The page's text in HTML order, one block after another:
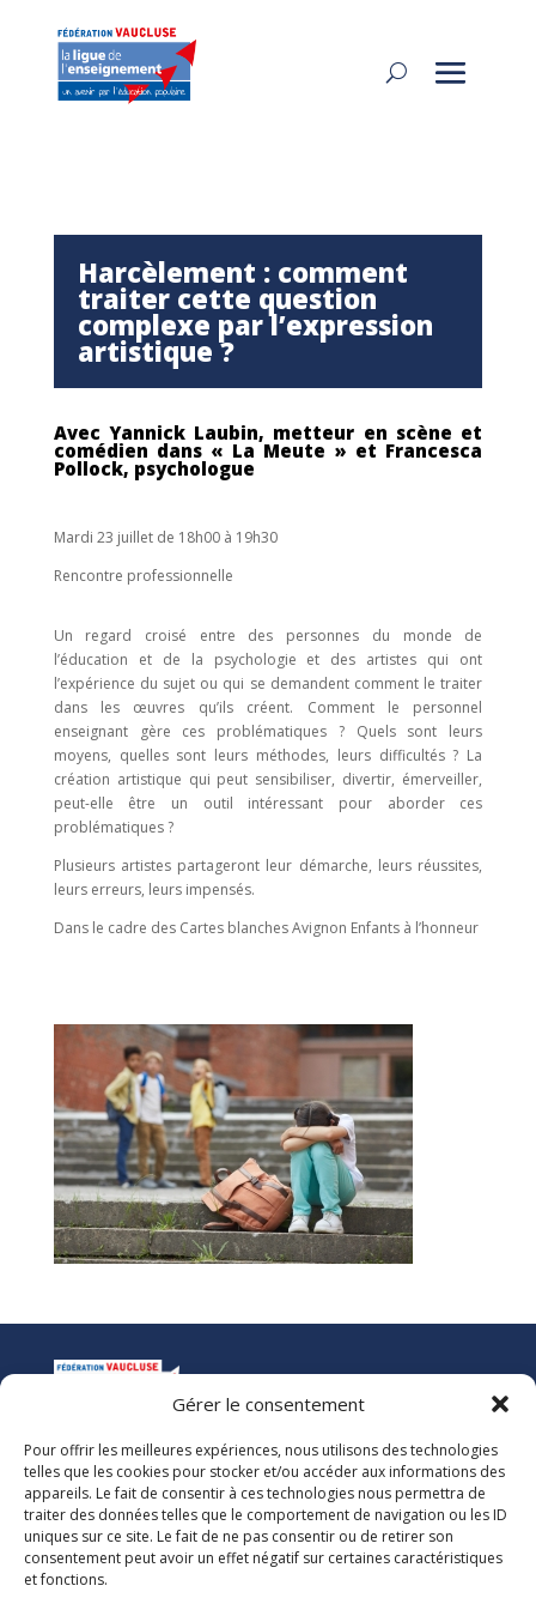
Gérer le consentement
Pour offrir les meilleures expériences, nous utilisons des technologies
telles que les cookies pour stocker et/ou accéder aux informations des
appareils. Le fait de consentir à ces technologies nous permettra de
traiter des données telles que le comportement de navigation ou les ID
uniques sur ce site. Le fait de ne pas consentir ou de retirer son
consentement peut avoir un effet négatif sur certaines caractéristiques
et fonctions.
Harcèlement : comment
traiter cette question
complexe par l’expression
artistique ?
AvecYannick Laubin, metteur en scène et
comédien dans « La Meute » et Francesca
Pollock, psychologue
Mardi 23 juillet de 18h00 à 19h30
Rencontre professionnelle
Un regard croisé entre des personnes du monde de
l’éducation et de la psychologie et des artistes qui ont
l’expérience du sujet ou qui se demandent comment le traiter
dans les œuvres qu’ils créent. Comment le personnel
enseignant gère ces problématiques ? Quels sont leurs
moyens, quelles sont leurs méthodes, leurs difficultés ? La
création artistique qui peut sensibiliser, divertir, émerveiller,
peut-elle être un outil intéressant pour aborder ces
problématiques ?
Plusieurs artistes partageront leur démarche, leurs réussites,
leurs erreurs, leurs impensés.
Dans le cadre des Cartes blanches Avignon Enfants à l’honneur
La Ligue de l’Enseignement
Fédération des Œuvres Laïques de Vaucluse
Nous vous accueillons dans nos locaux du lundi au jeudi de 08h00 à 12h30
et de 13h30 à 17h00. Le standard téléphonique est ouvert le vendredi de
08h00 à 12h30 et de 13h30 à 16h00.